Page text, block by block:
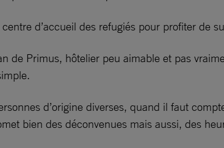
d’accueil des refugiés pour profiter de
de Primus, hôtelier peu aimable et pas
d’origine diverses, quand il faut
bien des déconvenues mais aussi, des